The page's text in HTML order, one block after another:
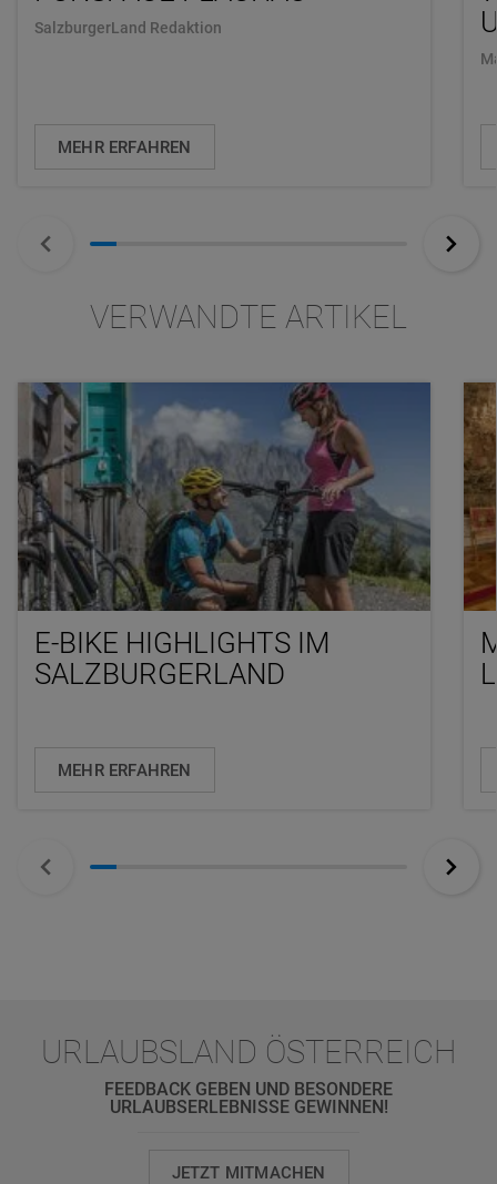
SalzburgerLand Redaktion
MEHR ERFAHREN
VERWANDTE ARTIKEL
E-BIKE HIGHLIGHTS IM
SALZBURGERLAND
MEHR ERFAHREN
URLAUBSLAND ÖSTERREICH
FEEDBACK GEBEN UND BESONDERE
URLAUBSERLEBNISSE GEWINNEN!
JETZT MITMACHEN